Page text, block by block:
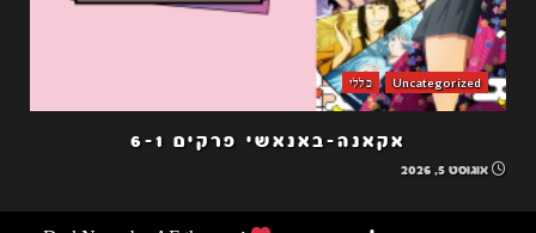
Uncategorized כללי
אקאנה-באנאשי פרקים 6-1
אוגוסט 5, 2026